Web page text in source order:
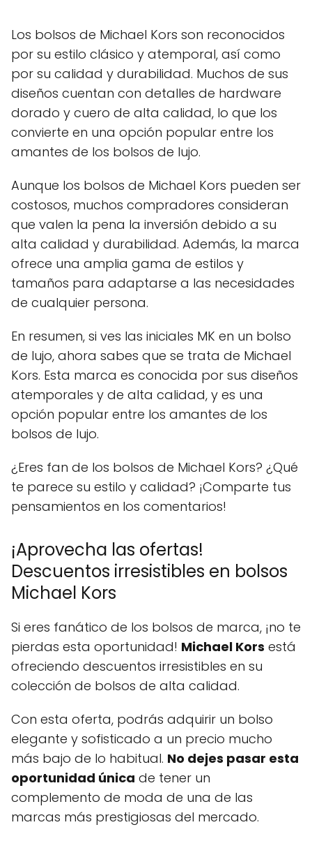
Los bolsos de Michael Kors son reconocidos
por su estilo clásico y atemporal, así como
por su calidad y durabilidad. Muchos de sus
diseños cuentan con detalles de hardware
dorado y cuero de alta calidad, lo que los
convierte en una opción popular entre los
amantes de los bolsos de lujo.
Aunque los bolsos de Michael Kors pueden ser
costosos, muchos compradores consideran
que valen la pena la inversión debido a su
alta calidad y durabilidad. Además, la marca
ofrece una amplia gama de estilos y
tamaños para adaptarse a las necesidades
de cualquier persona.
En resumen, si ves las iniciales MK en un bolso
de lujo, ahora sabes que se trata de Michael
Kors. Esta marca es conocida por sus diseños
atemporales y de alta calidad, y es una
opción popular entre los amantes de los
bolsos de lujo.
¿Eres fan de los bolsos de Michael Kors? ¿Qué
te parece su estilo y calidad? ¡Comparte tus
pensamientos en los comentarios!
¡Aprovecha las ofertas!
Descuentos irresistibles en bolsos
Michael Kors
Si eres fanático de los bolsos de marca, ¡no te
pierdas esta oportunidad! Michael Kors está
ofreciendo descuentos irresistibles en su
colección de bolsos de alta calidad.
Con esta oferta, podrás adquirir un bolso
elegante y sofisticado a un precio mucho
más bajo de lo habitual. No dejes pasar esta
oportunidad única de tener un
complemento de moda de una de las
marcas más prestigiosas del mercado.